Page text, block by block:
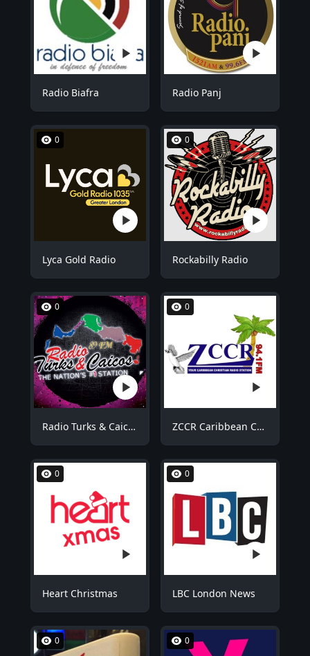
Radio Biafra Radio Panj
0
Lyca Gold Radio
0
Rockabilly Radio
0
Radio Turks & Caicos RTCFM
0
ZCCR Caribbean Christian Radio
0
Heart Christmas
0
LBC London News
0 0